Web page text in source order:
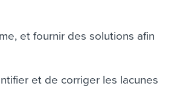
et fournir des solutions afin
et de corriger les lacunes